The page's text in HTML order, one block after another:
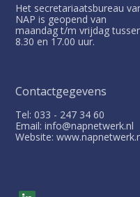
Het secretariaatsbureau
NAP is geopend van
maandag t/m vrijdag
8.30 en 17.00 uur.
Contactgegevens
Tel: 033 - 247 34 60
Email: info@napnetwerk.nl
Website: